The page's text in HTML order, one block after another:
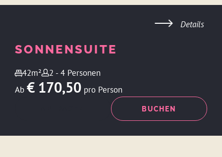
SONNENSUITE
42m²
2 - 4 Personen
Ab € 170,50 pro Person
BUCHEN
Details